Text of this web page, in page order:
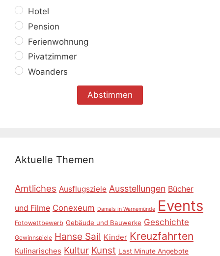
Hotel
Pension
Ferienwohnung
Pivatzimmer
Woanders
Aktuelle Themen
Amtliches Ausflugsziele Ausstellungen Bücher
und Filme Conexeum Damals in Warnemünde Events
Fotowettbewerb Gebäude und Bauwerke Geschichte
Gewinnspiele Hanse Sail Kinder Kreuzfahrten
Kulinarisches Kultur Kunst Last Minute Angebote